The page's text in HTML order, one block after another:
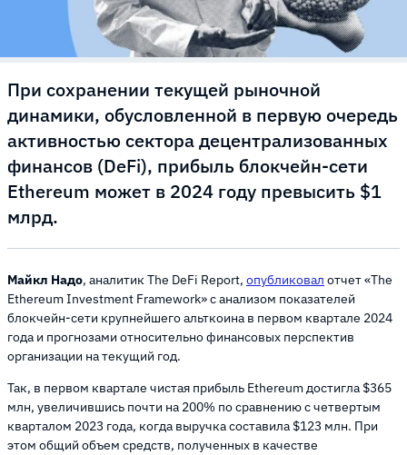
При сохранении текущей рыночной
динамики, обусловленной в первую очередь
активностью сектора децентрализованных
финансов (DeFi), прибыль блокчейн-сети
Ethereum может в 2024 году превысить $1
млрд.
Майкл Надо, аналитик The DeFi Report, опубликовал отчет «The
Ethereum Investment Framework» с анализом показателей
блокчейн-сети крупнейшего альткоина в первом квартале 2024
года и прогнозами относительно финансовых перспектив
организации на текущий год.
Так, в первом квартале чистая прибыль Ethereum достигла $365
млн, увеличившись почти на 200% по сравнению с четвертым
кварталом 2023 года, когда выручка составила $123 млн. При
этом общий объем средств, полученных в качестве